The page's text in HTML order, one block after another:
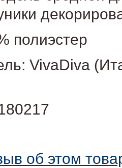
полиэстер
VivaDiva
об этом